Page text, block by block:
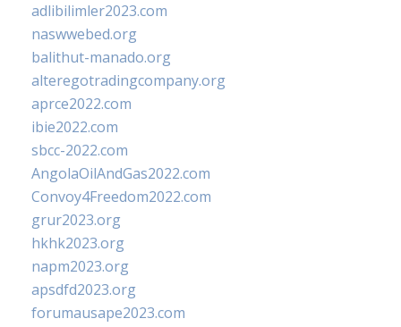
adlibilimler2023.com
naswwebed.org
balithut-manado.org
alteregotradingcompany.org
aprce2022.com
ibie2022.com
sbcc-2022.com
AngolaOilAndGas2022.com
Convoy4Freedom2022.com
grur2023.org
hkhk2023.org
napm2023.org
apsdfd2023.org
forumausape2023.com